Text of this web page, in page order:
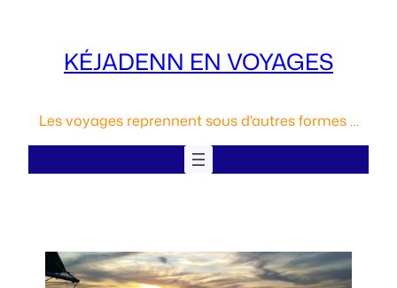
KÉJADENN EN VOYAGES
Les voyages reprennent sous d'autres formes …